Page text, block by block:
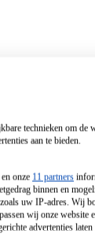
technieken om de
aan te bieden.
onze 11 partners
binnen en
uw IP-adres. Wij
wij onze website
advertenties